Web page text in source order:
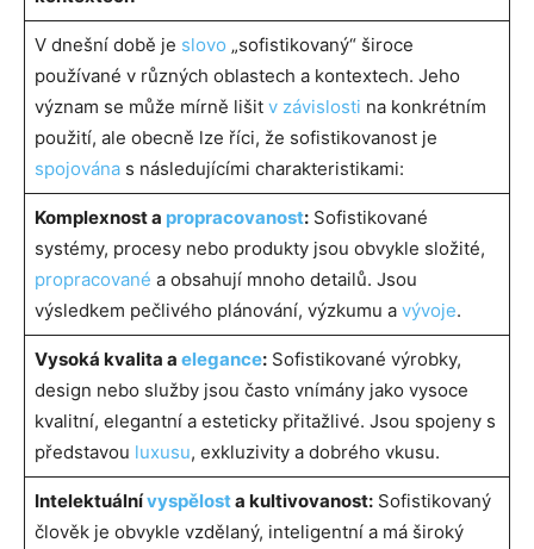
V dnešní době je slovo „sofistikovaný“ široce
používané v různých oblastech a kontextech. Jeho
význam se může mírně lišit v závislosti na konkrétním
použití, ale obecně lze říci, že sofistikovanost je
spojovánas následujícími charakteristikami:
Komplexnost a propracovanost:Sofistikované
systémy, procesy nebo produkty jsou obvykle složité,
propracované a obsahují mnoho detailů. Jsou
výsledkem pečlivého plánování, výzkumu a vývoje.
Vysoká kvalita a elegance:Sofistikované výrobky,
design nebo služby jsou často vnímány jako vysoce
kvalitní, elegantní a esteticky přitažlivé. Jsou spojeny s
představou luxusu, exkluzivity a dobrého vkusu.
Intelektuálnívyspělosta kultivovanost:Sofistikovaný
člověk je obvykle vzdělaný, inteligentní a má široký